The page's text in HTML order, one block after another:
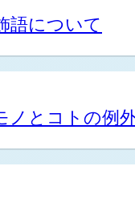
語について
ノとコトの例